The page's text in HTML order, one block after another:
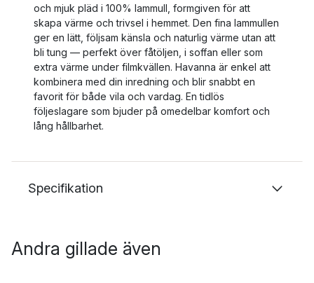
och mjuk pläd i 100% lammull, formgiven för att
skapa värme och trivsel i hemmet. Den fina lammullen
ger en lätt, följsam känsla och naturlig värme utan att
bli tung — perfekt över fåtöljen, i soffan eller som
extra värme under filmkvällen. Havanna är enkel att
kombinera med din inredning och blir snabbt en
favorit för både vila och vardag. En tidlös
följeslagare som bjuder på omedelbar komfort och
lång hållbarhet.
Specifikation
Andra gillade även